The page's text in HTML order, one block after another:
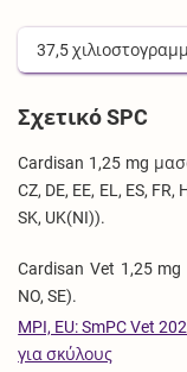
37,5
Σχετικό SPC
Cardisan 1,25 mg
CZ, DE, EE, EL, ES, FR,
SK, UK(NI)).
Cardisan Vet 1,25
NO, SE).
MPI, EU: SmPC Vet
για σκύλους